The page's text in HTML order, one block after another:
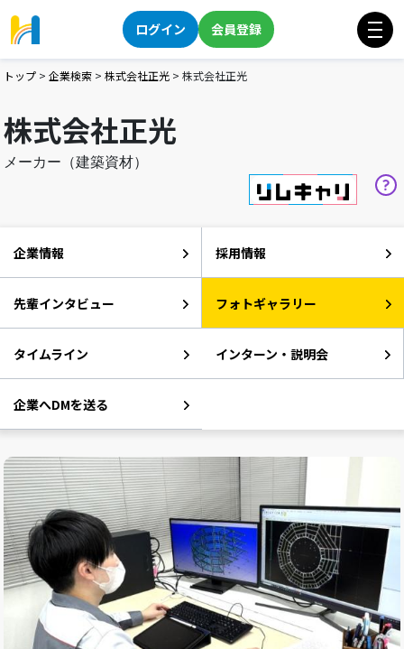
ログイン 会員登録
トップ > 企業検索 > 株式会社正光 > 株式会社正光
株式会社正光
メーカー（建築資材）
企業情報 採用情報
先輩インタビュー フォトギャラリー
タイムライン インターン・説明会
企業へDMを送る